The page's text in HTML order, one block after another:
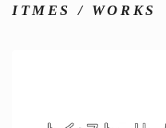
ITMES / WORKS